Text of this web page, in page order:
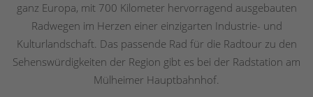
ganz Europa, mit 700 Kilometer hervorragend ausgebauten
Radwegen im Herzen einer einzigarten Industrie- und
Kulturlandschaft. Das passende Rad für die Radtour zu den
Sehenswürdigkeiten der Region gibt es bei der Radstation am
Mülheimer Hauptbahnhof.